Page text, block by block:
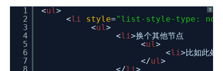
?
1
2
3
4
5
6
7
<ul >
<li style="list-style-type:
<ul >
<li >换个其他节点
<ul >
<li >比如此处
</ul >